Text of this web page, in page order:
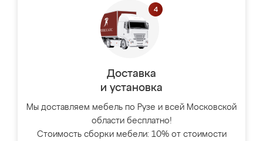
Доставка
и установка
Мы доставляем мебель по Рузе и всей Московской
области бесплатно!
Стоимость сборки мебели: 10% от стоимости